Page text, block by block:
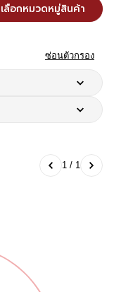
เลือกหมวดหมู่สินค้า
ซ่อนตัวกรอง
1 / 1